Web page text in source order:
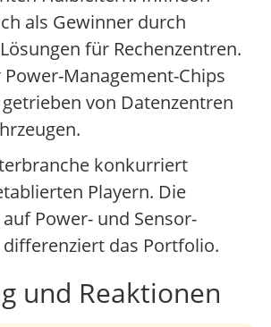
als Gewinner durch
für Rechenzentren.
Management-Chips
von Datenzentren
konkurriert
Playern. Die
Power- und Sensor-
das Portfolio.
und Reaktionen